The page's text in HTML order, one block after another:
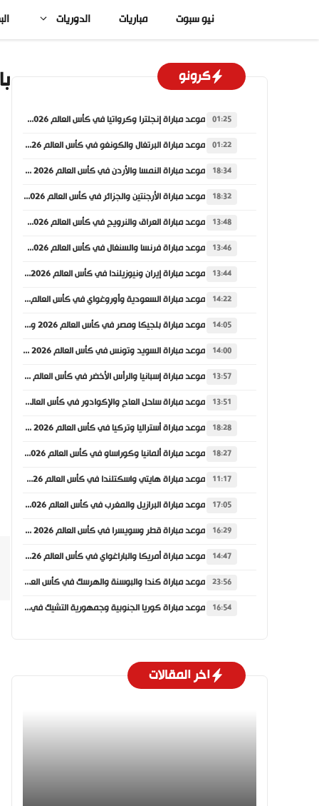
المحتوى
نيو سبوت مباريات الدوريات
كرونو
01:25 موعد مباراة إنجلترا وكرواتيا في كأس العالم 2026 والقنوات الناقلة
01:22 موعد مباراة البرتغال والكونغو في كأس العالم 2026 والقنوات الناقلة
18:34 موعد مباراة النمسا والأردن في كأس العالم 2026 والقنوات الناقلة
18:32 موعد مباراة الأرجنتين والجزائر في كأس العالم 2026 والقنوات الناقلة
13:48 موعد مباراة العراق والنرويج في كأس العالم 2026 والقنوات الناقلة
13:46 موعد مباراة فرنسا والسنغال في كأس العالم 2026 والقنوات الناقلة
13:44 موعد مباراة إيران ونيوزيلندا في كأس العالم 2026 والقنوات الناقلة
14:22 موعد مباراة السعودية وأوروغواي في كأس العالم 2026 والقنوات الناقلة
14:05 موعد مباراة بلجيكا ومصر في كأس العالم 2026 والقنوات الناقلة
14:00 موعد مباراة السويد وتونس في كأس العالم 2026 والقنوات الناقلة
13:57 موعد مباراة إسبانيا والرأس الأخضر في كأس العالم 2026 والقنوات الناقلة
13:51 موعد مباراة ساحل العاج والإكوادور في كأس العالم 2026 والقنوات الناقلة
18:28 موعد مباراة أستراليا وتركيا في كأس العالم 2026 والقنوات الناقلة
18:27 موعد مباراة ألمانيا وكوراساو في كأس العالم 2026 والقنوات الناقلة
11:17 موعد مباراة هايتي واسكتلندا في كأس العالم 2026 والقنوات الناقلة
17:05 موعد مباراة البرازيل والمغرب في كأس العالم 2026 والقنوات الناقلة
16:29 موعد مباراة قطر وسويسرا في كأس العالم 2026 والقنوات الناقلة
14:47 موعد مباراة أمريكا والباراغواي في كأس العالم 2026 والقنوات الناقلة
23:56 موعد مباراة كندا والبوسنة والهرسك في كأس العالم 2026 والقنوات الناقلة
16:54 موعد مباراة كوريا الجنوبية وجمهورية التشيك في كأس العالم 2026 والقنوات الناقلة
اخر المقالات